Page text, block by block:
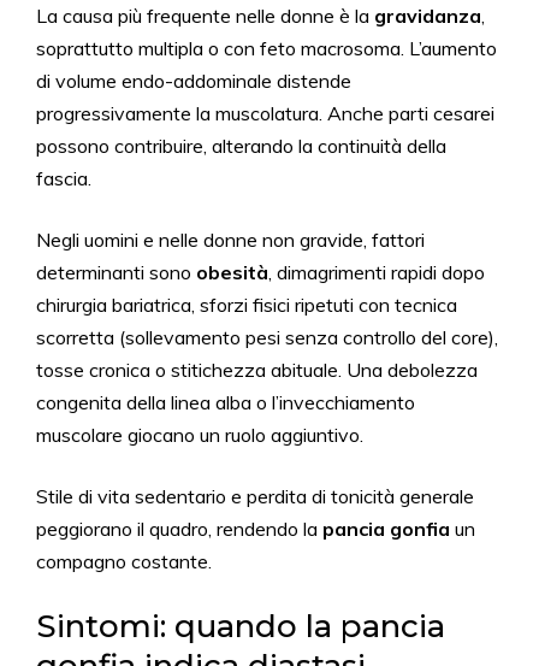
La causa più frequente nelle donne è la gravidanza,
soprattutto multipla o con feto macrosoma. L’aumento
di volume endo-addominale distende
progressivamente la muscolatura. Anche parti cesarei
possono contribuire, alterando la continuità della
fascia.
Negli uomini e nelle donne non gravide, fattori
determinanti sono obesità, dimagrimenti rapidi dopo
chirurgia bariatrica, sforzi fisici ripetuti con tecnica
scorretta (sollevamento pesi senza controllo del core),
tosse cronica o stitichezza abituale. Una debolezza
congenita della linea alba o l’invecchiamento
muscolare giocano un ruolo aggiuntivo.
Stile di vita sedentario e perdita di tonicità generale
peggiorano il quadro, rendendo la pancia gonfia un
compagno costante.
Sintomi: quando la pancia